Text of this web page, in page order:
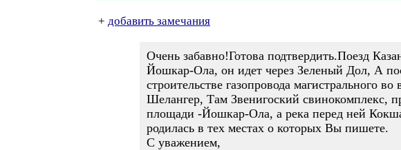
+ добавить замечания
Очень забавно!Готова подтвердить.Поезд
Йошкар-Ола, он идет через Зеленый Дол, А
строительстве газопровода магистрального
Шелангер, Там Звенигоский свинокомплекс,
площади -Йошкар-Ола, а река перед ней
родилась в тех местах о которых Вы пишете.
С уважением,